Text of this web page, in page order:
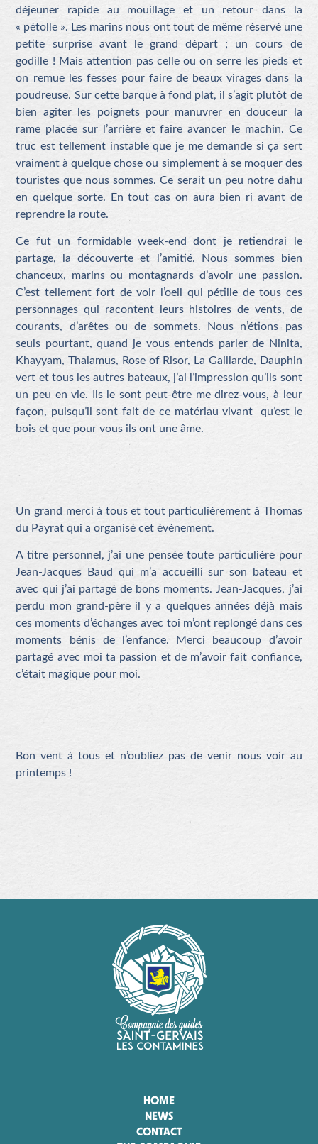
déjeuner rapide au mouillage et un retour dans la
« pétolle ». Les marins nous ont tout de même réservé une
petite surprise avant le grand départ ; un cours de
godille ! Mais attention pas celle ou on serre les pieds et
on remue les fesses pour faire de beaux virages dans la
poudreuse. Sur cette barque à fond plat, il s’agit plutôt de
bien agiter les poignets pour manuvrer en douceur la
rame placée sur l’arrière et faire avancer le machin. Ce
truc est tellement instable que je me demande si ça sert
vraiment à quelque chose ou simplement à se moquer des
touristes que nous sommes. Ce serait un peu notre dahu
en quelque sorte. En tout cas on aura bien ri avant de
reprendre la route.
Ce fut un formidable week-end dont je retiendrai le
partage, la découverte et l’amitié. Nous sommes bien
chanceux, marins ou montagnards d’avoir une passion.
C’est tellement fort de voir l’oeil qui pétille de tous ces
personnages qui racontent leurs histoires de vents, de
courants, d’arêtes ou de sommets. Nous n’étions pas
seuls pourtant, quand je vous entends parler de Ninita,
Khayyam, Thalamus, Rose of Risor, La Gaillarde, Dauphin
vert et tous les autres bateaux, j’ai l’impression qu’ils sont
un peu en vie. Ils le sont peut-être me direz-vous, à leur
façon, puisqu’il sont fait de ce matériau vivant qu’est le
bois et que pour vous ils ont une âme.
Un grand merci à tous et tout particulièrement à Thomas
du Payrat qui a organisé cet événement.
A titre personnel, j’ai une pensée toute particulière pour
Jean-Jacques Baud qui m’a accueilli sur son bateau et
avec qui j’ai partagé de bons moments. Jean-Jacques, j’ai
perdu mon grand-père il y a quelques années déjà mais
ces moments d’échanges avec toi m’ont replongé dans ces
moments bénis de l’enfance. Merci beaucoup d’avoir
partagé avec moi ta passion et de m’avoir fait confiance,
c’était magique pour moi.
Bon vent à tous et n’oubliez pas de venir nous voir au
printemps !
HOME
NEWS
CONTACT